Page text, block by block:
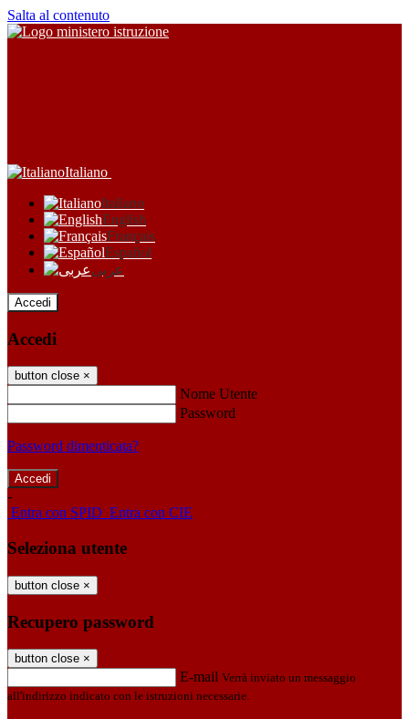
Salta al contenuto
Italiano
Italiano
English
Français
Español
عربى
Accedi
Accedi
button close ×
Nome Utente
Password
Password dimenticata?
-
Entra con SPID Entra con CIE
Seleziona utente
button close ×
Recupero password
button close ×
E-mail Verrà inviato un messaggio
all'indirizzo indicato con le istruzioni necessarie.